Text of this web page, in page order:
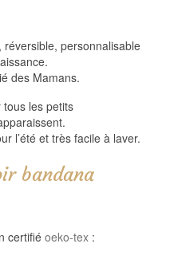
réversible, personnalisable
des Mamans.
tous les petits
l’été et très facile à laver.
bandana
certifié oeko-tex :